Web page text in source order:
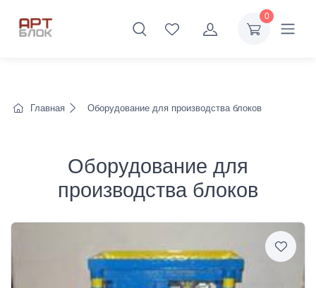
0
Главная Оборудование для производства блоков
Оборудование для
производства блоков